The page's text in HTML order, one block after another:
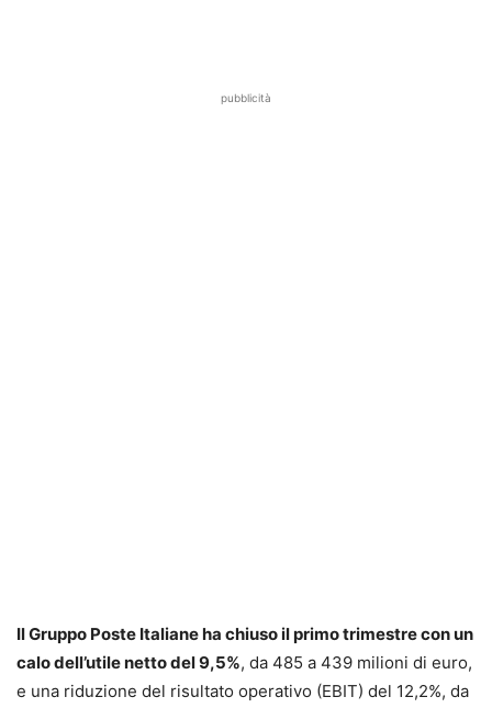
pubblicità
Il Gruppo Poste Italiane ha chiuso il primo trimestre con un
calo dell’utile netto del 9,5%, da 485 a 439 milioni di euro,
e una riduzione del risultato operativo (EBIT) del 12,2%, da